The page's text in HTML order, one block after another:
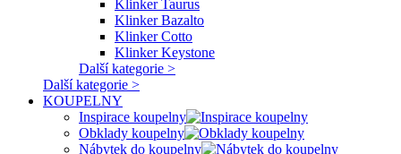
Klinker Taurus
Klinker Bazalto
Klinker Cotto
Klinker Keystone
Další kategorie >
Další kategorie >
KOUPELNY
Inspirace koupelny
Obklady koupelny
Nábytek do koupelny